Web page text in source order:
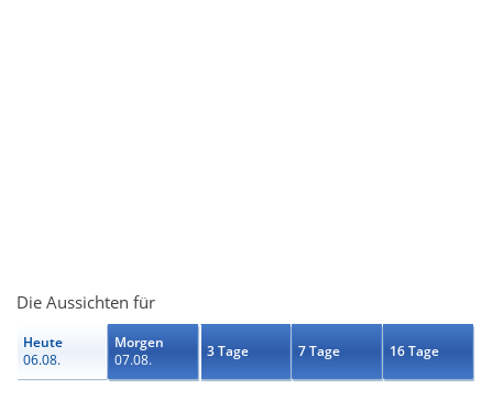
Die Aussichten für
Heute
06.08.
Morgen
07.08.
3 Tage 7 Tage 16 Tage